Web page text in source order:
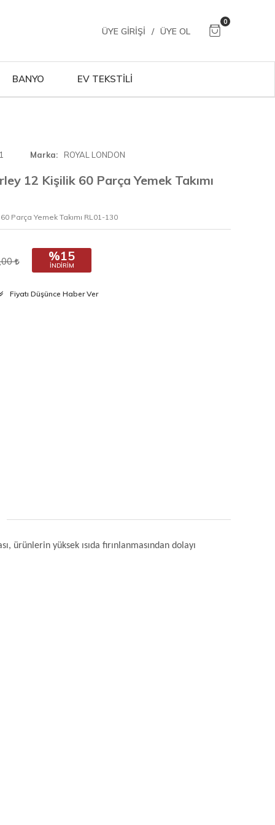
ÜYE GIRIŞI / ÜYE OL
0
BANYO EV TEKSTİLİ
Marka ROYAL LONDON
12 Kişilik 60 Parça Yemek Takımı
Parça Yemek Takımı RL01-130
%15
İNDIRIM
Fiyatı Düşünce Haber Ver
ürünlerin yüksek ısıda fırınlanmasından dolayı